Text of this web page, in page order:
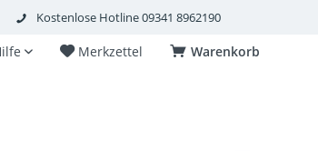
Kostenlose Hotline 09341 8962190
Warenkorb
Merkzettel